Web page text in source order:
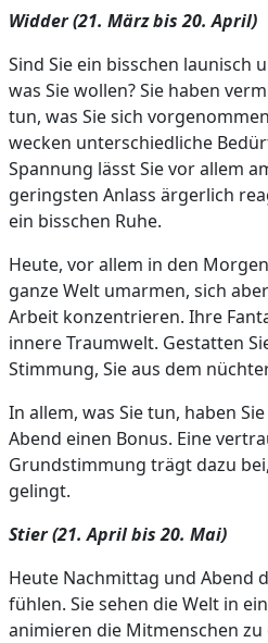
Widder (21. März bis 20. April)
Sind Sie ein bisschen launisch
was Sie wollen? Sie haben
tun, was Sie sich
wecken unterschiedliche
Spannung lässt Sie vor allem
geringsten Anlass ärgerlich
ein bisschen Ruhe.
Heute, vor allem in den
ganze Welt umarmen, sich
Arbeit konzentrieren. Ihre
innere Traumwelt. Gestatten
Stimmung, Sie aus dem
In allem, was Sie tun, haben
Abend einen Bonus. Eine
Grundstimmung trägt dazu
gelingt.
Stier (21. April bis 20. Mai)
Heute Nachmittag und Abend
fühlen. Sie sehen die Welt in
animieren die Mitmenschen